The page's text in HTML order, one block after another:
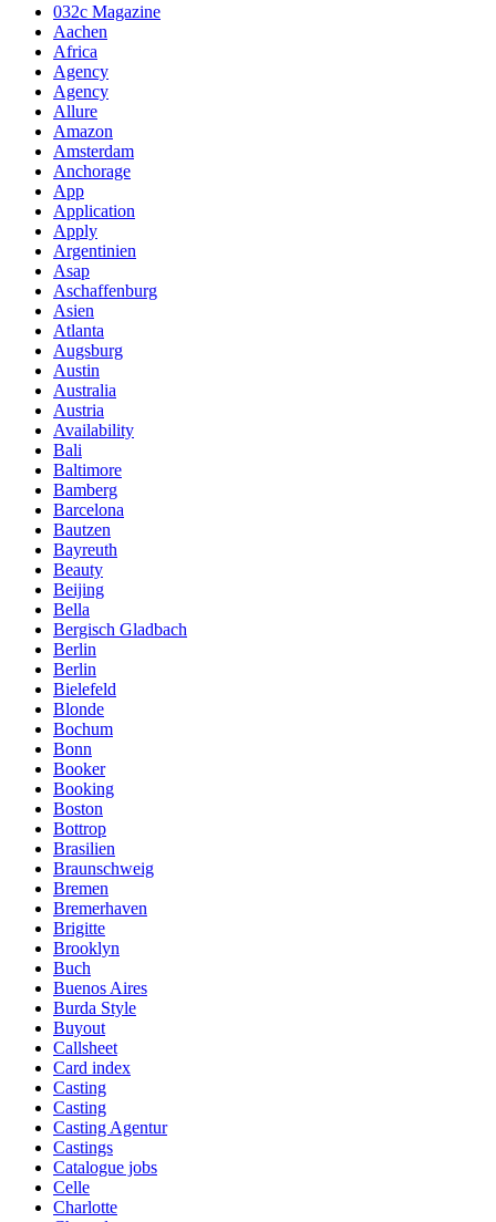
032c Magazine
Aachen
Africa
Agency
Agency
Allure
Amazon
Amsterdam
Anchorage
App
Application
Apply
Argentinien
Asap
Aschaffenburg
Asien
Atlanta
Augsburg
Austin
Australia
Austria
Availability
Bali
Baltimore
Bamberg
Barcelona
Bautzen
Bayreuth
Beauty
Beijing
Bella
Bergisch Gladbach
Berlin
Berlin
Bielefeld
Blonde
Bochum
Bonn
Booker
Booking
Boston
Bottrop
Brasilien
Braunschweig
Bremen
Bremerhaven
Brigitte
Brooklyn
Buch
Buenos Aires
Burda Style
Buyout
Callsheet
Card index
Casting
Casting
Casting Agentur
Castings
Catalogue jobs
Celle
Charlotte